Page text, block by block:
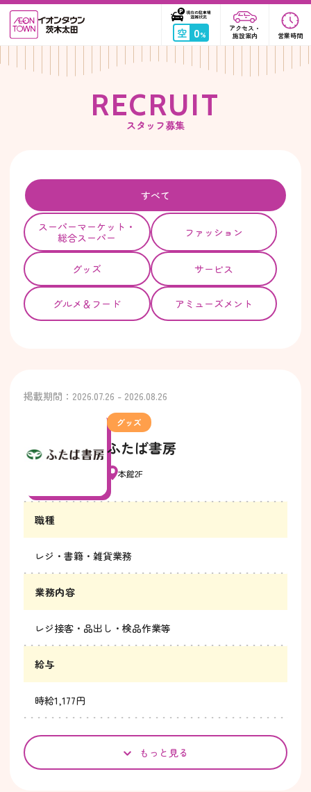
空 0%
アクセス・
施設案内
営業時間
RECRUIT
スタッフ募集
すべて
スーパーマーケット・
総合スーパー
ファッション
グッズ サービス
グルメ＆フード アミューズメント
掲載期間：2026.07.26 - 2026.08.26
グッズ
ふたば書房
本館2F
職種
レジ・書籍・雑貨業務
業務内容
レジ接客・品出し・検品作業等
給与
時給1,177円
もっと見る